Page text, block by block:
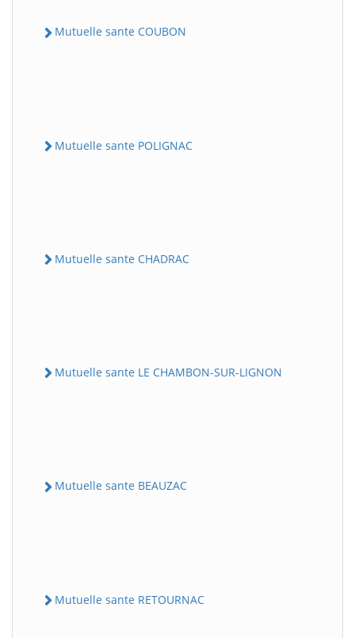
Mutuelle sante COUBON
Mutuelle sante POLIGNAC
Mutuelle sante CHADRAC
Mutuelle sante LE CHAMBON-SUR-LIGNON
Mutuelle sante BEAUZAC
Mutuelle sante RETOURNAC